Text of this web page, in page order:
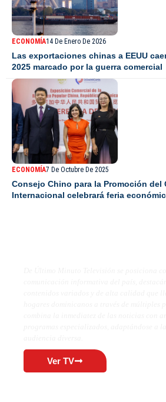
ECONOMÍA14 De Enero De 2026
Las exportaciones chinas a EEUU
2025 marcado por la guerra comercial
ECONOMÍA7 De Octubre De 2025
Consejo Chino para la Promoción del
Internacional celebrará feria
Ver TV